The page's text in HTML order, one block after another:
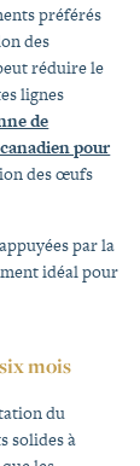
préférés
des
réduire le
lignes
de
pour
des œufs
par la
idéal pour
mois
du
solides à